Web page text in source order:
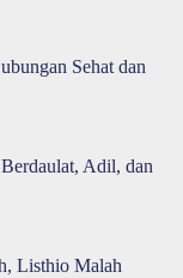
Sehat dan
Adil, dan
Listhio Malah